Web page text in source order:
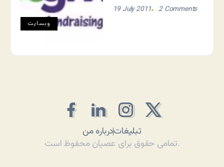
وبسایت
19 July 2011 2 Comments
درباره منتبلیغات
تمامی حقوق برای عصیان محفوظ است.